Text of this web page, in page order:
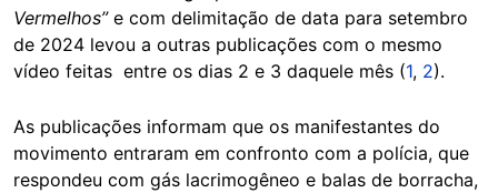
Vermelhos”e com delimitação de data para setembro
de 2024 levou a outras publicações com o mesmo
vídeo feitas entre os dias 2 e 3 daquele mês (1, 2).
As publicações informam que os manifestantes do
movimento entraram em confronto com a polícia, que
respondeu com gás lacrimogêneo e balas de borracha,